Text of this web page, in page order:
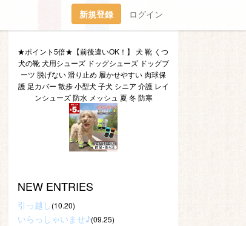
新規登録 ログイン
★ポイント5倍★【前後違いOK！】 犬 靴 くつ
犬の靴 犬用シューズ ドッグシューズ ドッグブ
ーツ 脱げない 滑り止め 履かせやすい 肉球保
護 足カバー 散歩 小型犬 子犬 シニア 介護 レイ
ンシューズ 防水 メッシュ 夏 冬 防寒
NEW ENTRIES
引っ越し(10.20)
いらっしゃいませ♪(09.25)